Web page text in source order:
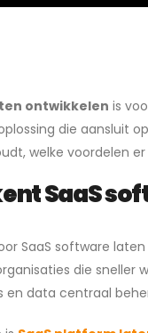
ontwikkelen is
die aansluit
welke voordelen
SaaS
SaaS software
die sneller
en data centraal